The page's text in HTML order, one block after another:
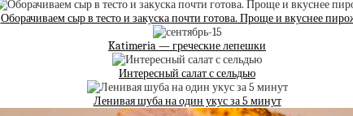
Оборачиваем сыр в тесто и закуска почти готова. Проще и вкуснее
Katimeria — греческие лепешки
Интересный салат с сельдью
Ленивая шуба на один укус за 5 минут